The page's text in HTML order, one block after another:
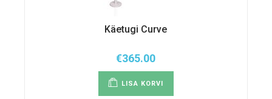
Käetugi Curve
€365.00
LISA KORVI